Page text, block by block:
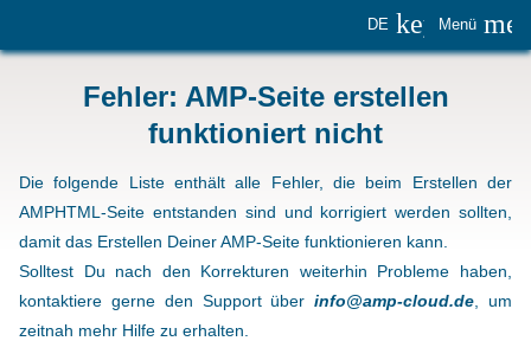
DE Menü
Fehler: AMP-Seite erstellen
funktioniert nicht
Die folgende Liste enthält alle Fehler, die beim Erstellen der
AMPHTML-Seite entstanden sind und korrigiert werden sollten,
damit das Erstellen Deiner AMP-Seite funktionieren kann.
Solltest Du nach den Korrekturen weiterhin Probleme haben,
kontaktiere gerne den Support überinfo@amp-cloud.de, um
zeitnah mehr Hilfe zu erhalten.